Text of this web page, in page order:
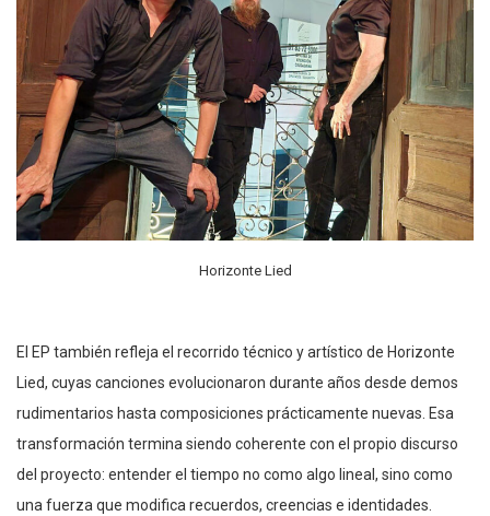
Horizonte Lied
El EP también refleja el recorrido técnico y artístico de Horizonte
Lied, cuyas canciones evolucionaron durante años desde demos
rudimentarios hasta composiciones prácticamente nuevas. Esa
transformación termina siendo coherente con el propio discurso
del proyecto: entender el tiempo no como algo lineal, sino como
una fuerza que modifica recuerdos, creencias e identidades.